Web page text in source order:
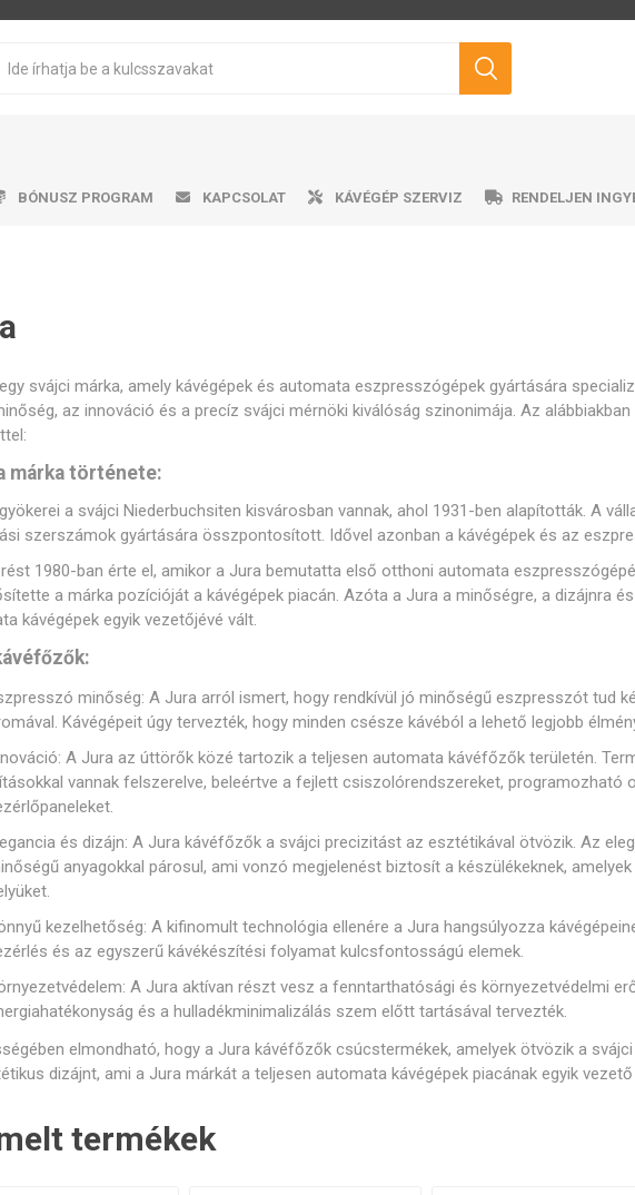
és poharak Kávéscsészék Egyéb tartozékok
alkatrészek Vezérlőgombok Tömítések és sziták
Elektronika Darálók Fűtőelemek és spirálok
egységek Tömlők és csatlakozók Csavarok és konzolok
és kapcsolók Karbantartó készletek Egyéb pótalkatrészek
Gastro
Jura Lavazza Durgol Philco
BÓNUSZ PROGRAM KAPCSOLAT KÁVÉGÉP SZERVIZ RENDELJEN
svájci márka, amely kávégépek és automata eszpresszógépek gyártására
az innováció és a precíz svájci mérnöki kiválóság szinonimája. Az
márka története:
a svájci Niederbuchsiten kisvárosban vannak, ahol 1931-ben alapították. A
szerszámok gyártására összpontosított. Idővel azonban a kávégépek és az
1980-ban érte el, amikor a Jura bemutatta első otthoni automata
a márka pozícióját a kávégépek piacán. Azóta a Jura a minőségre, a dizájnra
kávégépek egyik vezetőjévé vált.
minőség: A Jura arról ismert, hogy rendkívül jó minőségű eszpresszót tud
Kávégépeit úgy tervezték, hogy minden csésze kávéból a lehető legjobb
A Jura az úttörők közé tartozik a teljesen automata kávéfőzők területén.
vannak felszerelve, beleértve a fejlett csiszolórendszereket, programozható
és dizájn: A Jura kávéfőzők a svájci precizitást az esztétikával ötvözik. Az
anyagokkal párosul, ami vonzó megjelenést biztosít a készülékeknek,
kezelhetőség: A kifinomult technológia ellenére a Jura hangsúlyozza
és az egyszerű kávékészítési folyamat kulcsfontosságú elemek.
A Jura aktívan részt vesz a fenntarthatósági és környezetvédelmi
és a hulladékminimalizálás szem előtt tartásával tervezték.
elmondható, hogy a Jura kávéfőzők csúcstermékek, amelyek ötvözik a
dizájnt, ami a Jura márkát a teljesen automata kávégépek piacának egyik
termékek